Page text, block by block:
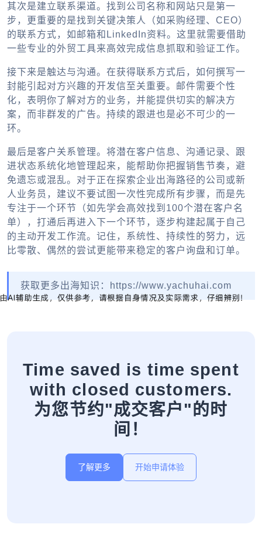
其次是建立联系渠道。找到公司名称和网站只是第一
步，更重要的是找到关键决策人（如采购经理、CEO）
的联系方式，如邮箱和LinkedIn资料。这里就需要借助
一些专业的外贸工具来高效完成信息抓取和验证工作。
接下来是触达与沟通。在获得联系方式后，如何撰写一
封能引起对方兴趣的开发信至关重要。邮件需要个性
化，表明你了解对方的业务，并能提供切实的解决方
案，而非群发的广告。持续的跟进也是必不可少的一
环。
最后是客户关系管理。将潜在客户信息、沟通记录、跟
进状态系统化地管理起来，能帮助你把握销售节奏，避
免遗忘或混乱。对于正在探索企业出海路径的公司或新
人业务员，建议不要试图一次性完成所有步骤，而是先
专注于一个环节（如先学会高效找到100个潜在客户名
单），打通后再进入下一个环节，逐步构建起属于自己
的主动开发工作流。记住，系统性、持续性的努力，远
比零散、偶然的尝试更能带来稳定的客户询盘和订单。
获取更多出海知识：https://www.yachuhai.com
Time saved is time spent
with closed customers.
为您节约"成交客户"的时
间！
了解更多 开始申请体验